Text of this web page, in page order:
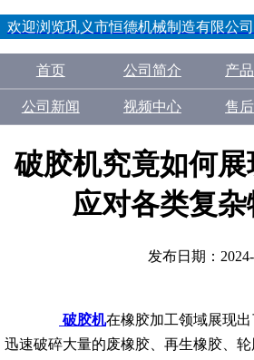
欢迎浏览巩义市恒德机械制造有限公
首页 公司简介 产
公司新闻 视频中心 售
破胶机究竟如何展
应对各类复杂
发布日期：
破胶机在橡胶加工领域展现
迅速破碎大量的废橡胶、再生橡胶、